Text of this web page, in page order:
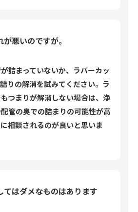
悪いのですが。
詰まっていないか、ラバーカッ
りの解消を試みてください。ラ
つまりが解消しない場合は、浄
管の奥での詰まりの可能性が高
相談されるのが良いと思いま
てはダメなものはあります